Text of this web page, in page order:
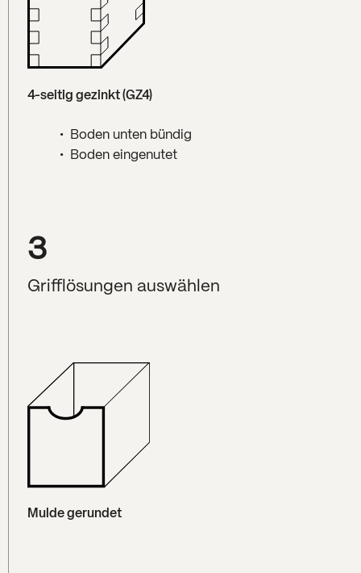
4-seitig gezinkt (GZ4)
Boden unten bündig
Boden eingenutet
3
Grifflösungen auswählen
Mulde gerundet